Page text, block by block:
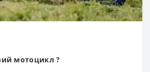
мотоцикл ?